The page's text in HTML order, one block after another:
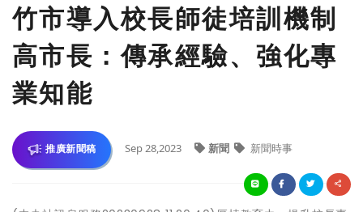
竹市導入校長師徒培訓機制
高市長：傳承經驗、強化專
業知能
推廣新聞稿 Sep 28,2023 新聞 新聞時事